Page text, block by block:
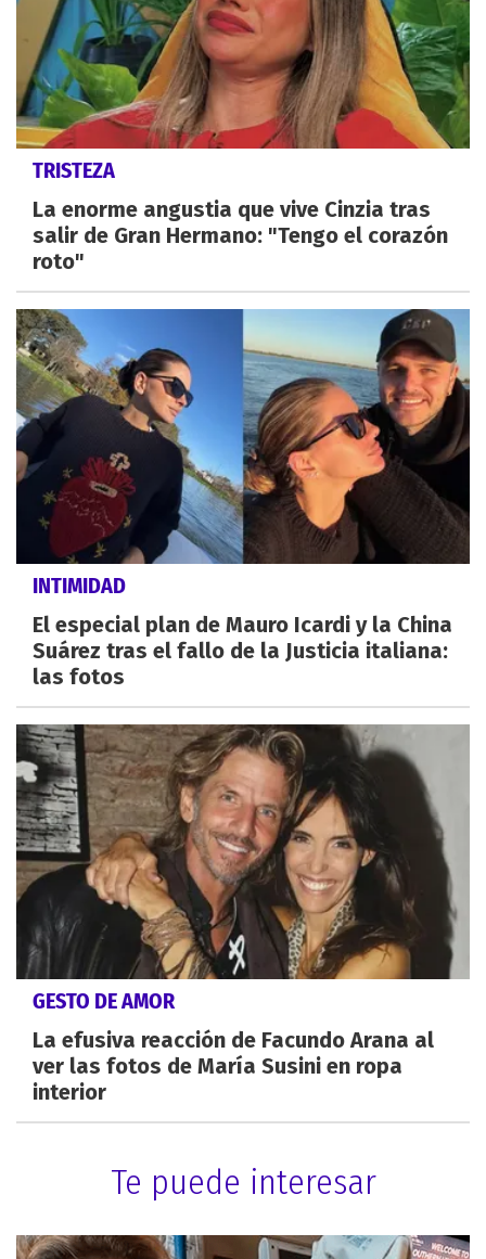
TRISTEZA
La enorme angustia que vive Cinzia tras
salir de Gran Hermano: "Tengo el corazón
roto"
INTIMIDAD
El especial plan de Mauro Icardi y la China
Suárez tras el fallo de la Justicia italiana:
las fotos
GESTO DE AMOR
La efusiva reacción de Facundo Arana al
ver las fotos de María Susini en ropa
interior
Te puede interesar